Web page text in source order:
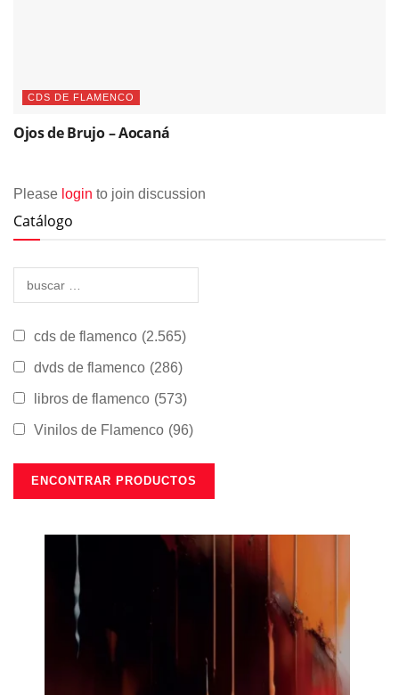
CDS DE FLAMENCO
Ojos de Brujo – Aocaná
Please login to join discussion
Catálogo
cds de flamenco (2.565)
dvds de flamenco (286)
libros de flamenco (573)
Vinilos de Flamenco (96)